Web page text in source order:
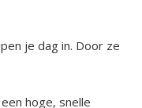
je dag in. Door ze
hoge, snelle